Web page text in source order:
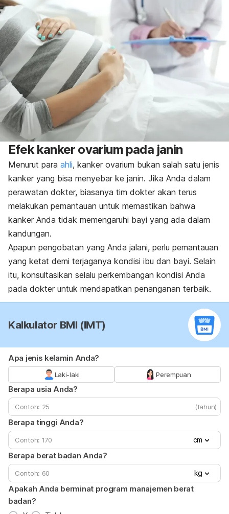
Efek kanker ovarium pada janin
Menurut para ahli, kanker ovarium bukan salah satu jenis
kanker yang bisa menyebar ke janin. Jika Anda dalam
perawatan dokter, biasanya tim dokter akan terus
melakukan pemantauan untuk memastikan bahwa
kanker Anda tidak memengaruhi bayi yang ada dalam
kandungan.
Apapun pengobatan yang Anda jalani, perlu pemantauan
yang ketat demi terjaganya kondisi ibu dan bayi. Selain
itu, konsultasikan selalu perkembangan kondisi Anda
pada dokter untuk mendapatkan penanganan terbaik.
Kalkulator BMI (IMT)
Apa jenis kelamin Anda?
Laki-laki Perempuan
Berapa usia Anda?
(tahun)
Berapa tinggi Anda?
cm
Berapa berat badan Anda?
kg
Apakah Anda berminat program manajemen berat
badan?